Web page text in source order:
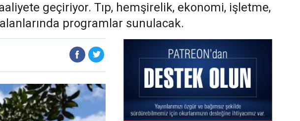
geçiriyor. Tıp, hemşirelik, ekonomi, işletme,
programlar sunulacak.